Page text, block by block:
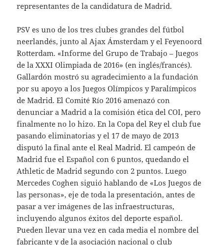
representantes de la candidatura de Madrid.
PSV es uno de los tres clubes grandes del fútbol
neerlandés, junto al Ajax Ámsterdam y el Feyenoord
Rotterdam. «Informe del Grupo de Trabajo – Juegos
de la XXXI Olimpiada de 2016» (en inglés/francés).
Gallardón mostró su agradecimiento a la fundación
por su apoyo a los Juegos Olímpicos y Paralímpicos
de Madrid. El Comité Río 2016 amenazó con
denunciar a Madrid a la comisión ética del COI, pero
finalmente no lo hizo. En la Copa del Rey el club fue
pasando eliminatorias y el 17 de mayo de 2013
disputó la final ante el Real Madrid. El campeón de
Madrid fue el Español con 6 puntos, quedando el
Athletic de Madrid segundo con 2 puntos. Luego
Mercedes Coghen siguió hablando de «Los Juegos de
las personas», eje de toda la presentación, antes de
pasar a ver imágenes de las infraestructuras,
incluyendo algunos éxitos del deporte español.
Pueden llevar una vez en cada media el nombre del
fabricante y de la asociación nacional o club